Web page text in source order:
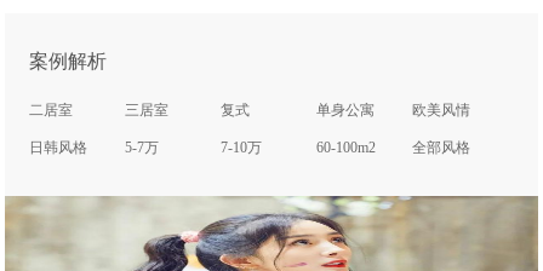
案例解析
二居室 三居室 复式 单身公寓 欧美风情
日韩风格 5-7万 7-10万 60-100m2 全部风格